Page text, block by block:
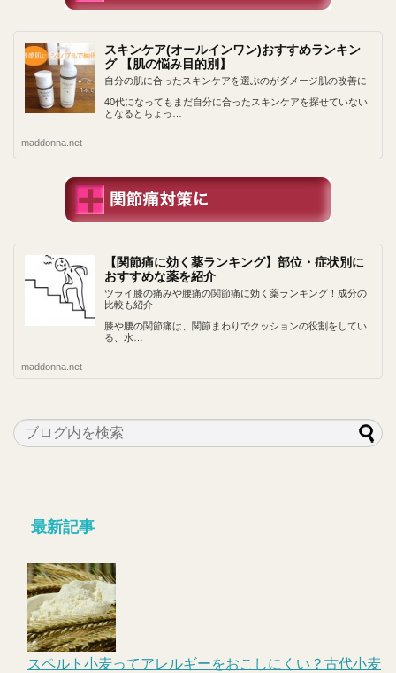
スキンケア(オールインワン)おすすめランキン
グ 【肌の悩み目的別】
自分の肌に合ったスキンケアを選ぶのがダメージ肌の改善に
40代になってもまだ自分に合ったスキンケアを探せていない
となるとちょっ…
maddonna.net
【関節痛に効く薬ランキング】部位・症状別に
おすすめな薬を紹介
ツライ膝の痛みや腰痛の関節痛に効く薬ランキング！成分の
比較も紹介
膝や腰の関節痛は、関節まわりでクッションの役割をしてい
る、水…
maddonna.net
最新記事
スペルト小麦ってアレルギーをおこしにくい？古代小麦